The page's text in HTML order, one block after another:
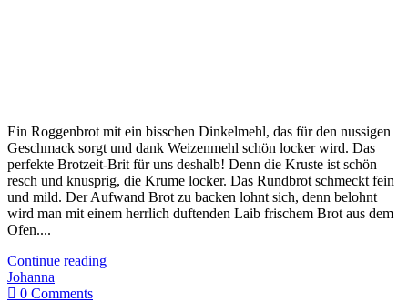
Ein Roggenbrot mit ein bisschen Dinkelmehl, das für den nussigen
Geschmack sorgt und dank Weizenmehl schön locker wird. Das
perfekte Brotzeit-Brit für uns deshalb! Denn die Kruste ist schön
resch und knusprig, die Krume locker. Das Rundbrot schmeckt fein
und mild. Der Aufwand Brot zu backen lohnt sich, denn belohnt
wird man mit einem herrlich duftenden Laib frischem Brot aus dem
Ofen....
Continue reading
Johanna
0 Comments